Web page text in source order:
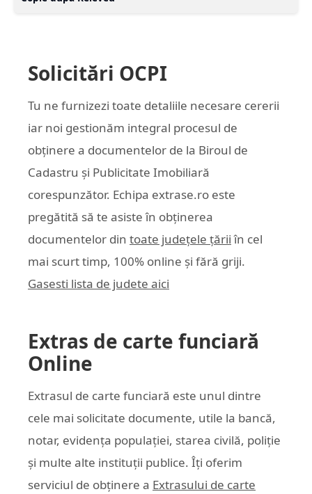
Solicitări OCPI
Tu ne furnizezi toate detaliile necesare cererii
iar noi gestionăm integral procesul de
obținere a documentelor de la Biroul de
Cadastru și Publicitate Imobiliară
corespunzător. Echipa extrase.ro este
pregătită să te asiste în obținerea
documentelor din toate județele țării în cel
mai scurt timp, 100% online și fără griji.
Gasesti lista de judete aici
Extras de carte funciară
Online
Extrasul de carte funciară este unul dintre
cele mai solicitate documente, utile la bancă,
notar, evidența populației, starea civilă, poliție
și multe alte instituții publice. Îți oferim
serviciul de obținere a Extrasului de carte